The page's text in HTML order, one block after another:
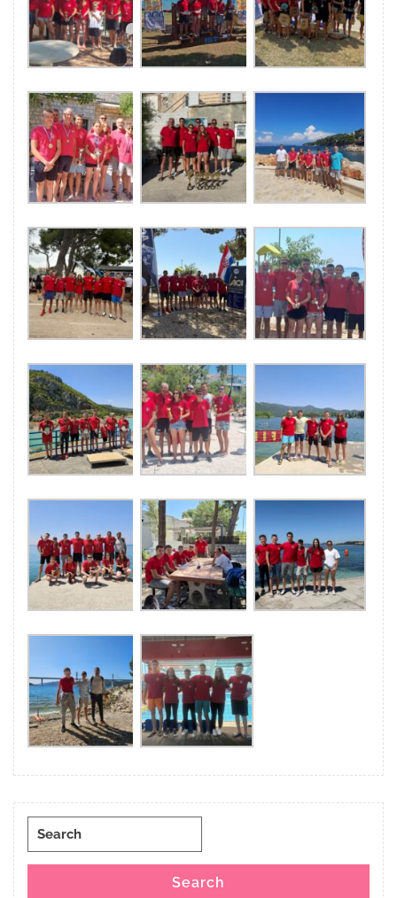
Search
Search